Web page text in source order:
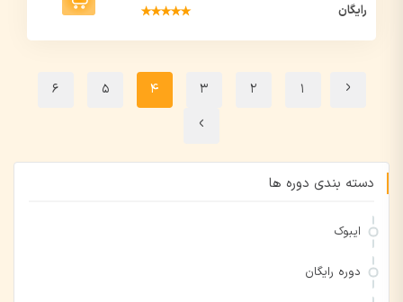
رایگان
1
2
3
4
5
6
دسته‌ بندی دوره ها
ایبوک
دوره رایگان